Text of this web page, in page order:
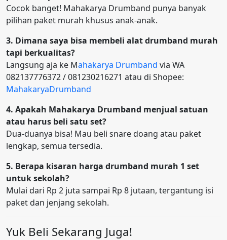
Cocok banget! Mahakarya Drumband punya banyak
pilihan paket murah khusus anak-anak.
3. Dimana saya bisa membeli alat drumband murah
tapi berkualitas?
Langsung aja ke Mahakarya Drumband via WA
082137776372 / 081230216271 atau di Shopee:
MahakaryaDrumband
4. Apakah Mahakarya Drumband menjual satuan
atau harus beli satu set?
Dua-duanya bisa! Mau beli snare doang atau paket
lengkap, semua tersedia.
5. Berapa kisaran harga drumband murah 1 set
untuk sekolah?
Mulai dari Rp 2 juta sampai Rp 8 jutaan, tergantung isi
paket dan jenjang sekolah.
Yuk Beli Sekarang Juga!